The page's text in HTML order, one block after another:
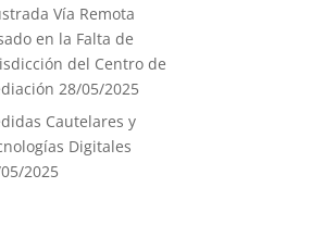
Vía Remota
en la Falta de
del Centro de
28/05/2025
Cautelares y
Digitales
2025